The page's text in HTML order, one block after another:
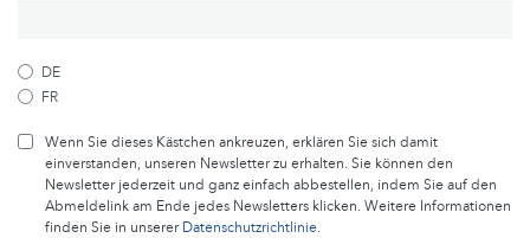
DE
FR
Wenn Sie dieses Kästchen ankreuzen, erklären Sie sich damit
einverstanden, unseren Newsletter zu erhalten. Sie können den
Newsletter jederzeit und ganz einfach abbestellen, indem Sie auf den
Abmeldelink am Ende jedes Newsletters klicken. Weitere Informationen
finden Sie in unsererDatenschutzrichtlinie.